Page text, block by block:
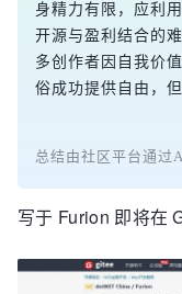
身精力有限，应利
开源与盈利结合的
多创作者因自我价
俗成功提供自由，
总结由社区平台通过
写于 Furion 即将在